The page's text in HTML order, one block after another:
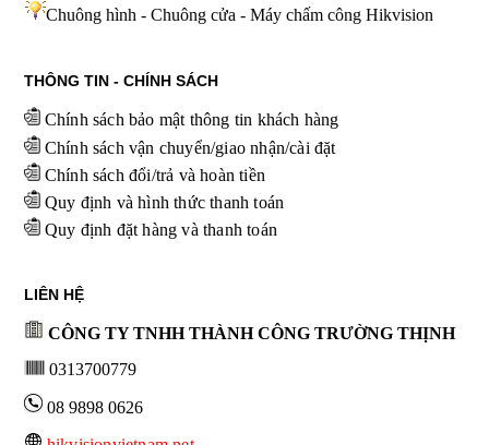
Chuông hình - Chuông cửa - Máy chấm công Hikvision
THÔNG TIN - CHÍNH SÁCH
Chính sách bảo mật thông tin khách hàng
Chính sách vận chuyển/giao nhận/cài đặt
Chính sách đổi/trả và hoàn tiền
Quy định và hình thức thanh toán
Quy định đặt hàng và thanh toán
LIÊN HỆ
CÔNG TY TNHH THÀNH CÔNG TRƯỜNG THỊNH
0313700779
08 9898 0626